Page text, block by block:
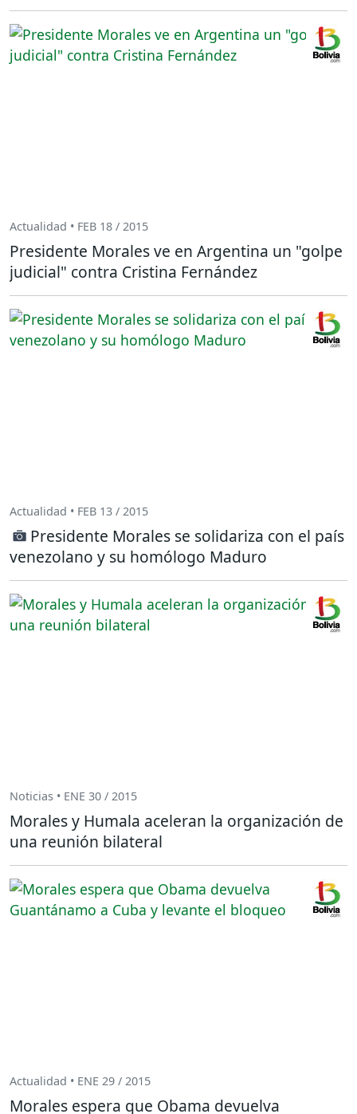
Actualidad • FEB 18 / 2015
Presidente Morales ve en Argentina un "golpe
judicial" contra Cristina Fernández
Actualidad • FEB 13 / 2015
Presidente Morales se solidariza con el país
venezolano y su homólogo Maduro
Noticias • ENE 30 / 2015
Morales y Humala aceleran la organización de
una reunión bilateral
Actualidad • ENE 29 / 2015
Morales espera que Obama devuelva